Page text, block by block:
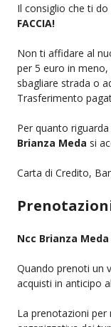
Il consiglio che ti
FACCIA!
Non ti affidare al
per 5 euro in
sbagliare strada o
Trasferimento
Per quanto
Brianza Meda si
Carta di Credito,
Ncc Brianza Meda
Quando prenoti un
acquisti in anticipo
La prenotazioni